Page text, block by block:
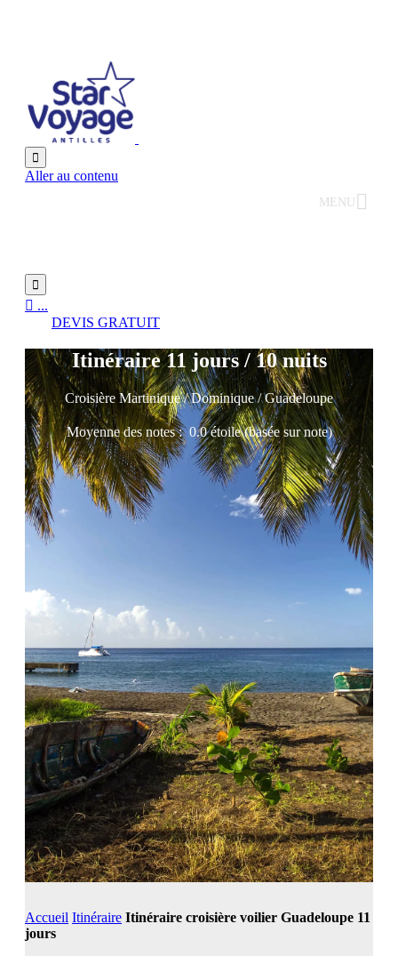

Aller au contenu
MENU

 ...
DEVIS GRATUIT
Itinéraire 11 jours / 10 nuits
Croisière Martinique / Dominique / Guadeloupe
Moyenne des notes : 0.0 étoile (basée sur note)
Accueil Itinéraire Itinéraire croisière voilier Guadeloupe 11
jours